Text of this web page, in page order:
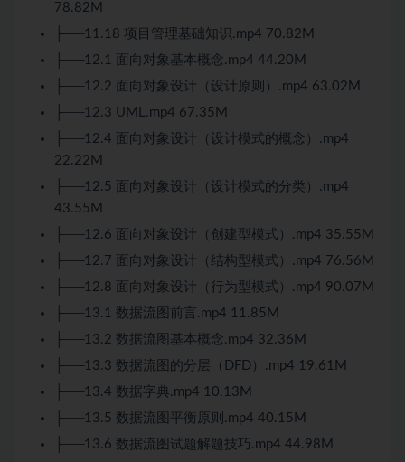
78.82M
├──11.18 项目管理基础知识.mp4 70.82M
├──12.1 面向对象基本概念.mp4 44.20M
├──12.2 面向对象设计（设计原则）.mp4 63.02M
├──12.3 UML.mp4 67.35M
├──12.4 面向对象设计（设计模式的概念）.mp4
22.22M
├──12.5 面向对象设计（设计模式的分类）.mp4
43.55M
├──12.6 面向对象设计（创建型模式）.mp4 35.55M
├──12.7 面向对象设计（结构型模式）.mp4 76.56M
├──12.8 面向对象设计（行为型模式）.mp4 90.07M
├──13.1 数据流图前言.mp4 11.85M
├──13.2 数据流图基本概念.mp4 32.36M
├──13.3 数据流图的分层（DFD）.mp4 19.61M
├──13.4 数据字典.mp4 10.13M
├──13.5 数据流图平衡原则.mp4 40.15M
├──13.6 数据流图试题解题技巧.mp4 44.98M